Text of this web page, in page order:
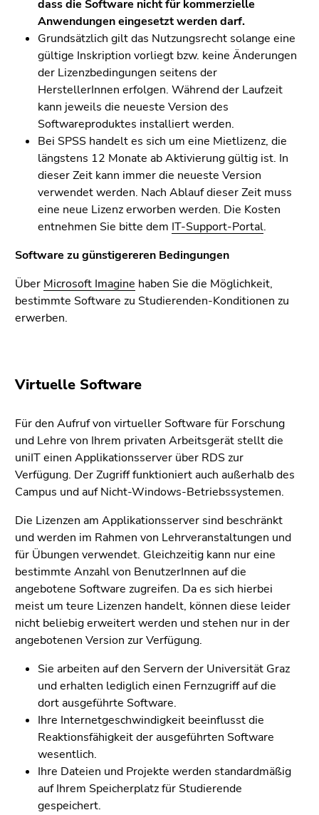
dass die Software nicht für kommerzielle
Anwendungen eingesetzt werden darf.
Grundsätzlich gilt das Nutzungsrecht solange eine
gültige Inskription vorliegt bzw. keine Änderungen
der Lizenzbedingungen seitens der
HerstellerInnen erfolgen. Während der Laufzeit
kann jeweils die neueste Version des
Softwareproduktes installiert werden.
Bei SPSS handelt es sich um eine Mietlizenz, die
längstens 12 Monate ab Aktivierung gültig ist. In
dieser Zeit kann immer die neueste Version
verwendet werden. Nach Ablauf dieser Zeit muss
eine neue Lizenz erworben werden. Die Kosten
entnehmen Sie bitte dem IT-Support-Portal.
Software zu günstigereren Bedingungen
Über Microsoft Imagine haben Sie die Möglichkeit,
bestimmte Software zu Studierenden-Konditionen zu
erwerben.
Virtuelle Software
Für den Aufruf von virtueller Software für Forschung
und Lehre von Ihrem privaten Arbeitsgerät stellt die
uniIT einen Applikationsserver über RDS zur
Verfügung. Der Zugriff funktioniert auch außerhalb des
Campus und auf Nicht-Windows-Betriebssystemen.
Die Lizenzen am Applikationsserver sind beschränkt
und werden im Rahmen von Lehrveranstaltungen und
für Übungen verwendet. Gleichzeitig kann nur eine
bestimmte Anzahl von BenutzerInnen auf die
angebotene Software zugreifen. Da es sich hierbei
meist um teure Lizenzen handelt, können diese leider
nicht beliebig erweitert werden und stehen nur in der
angebotenen Version zur Verfügung.
Sie arbeiten auf den Servern der Universität Graz
und erhalten lediglich einen Fernzugriff auf die
dort ausgeführte Software.
Ihre Internetgeschwindigkeit beeinflusst die
Reaktionsfähigkeit der ausgeführten Software
wesentlich.
Ihre Dateien und Projekte werden standardmäßig
auf Ihrem Speicherplatz für Studierende
gespeichert.